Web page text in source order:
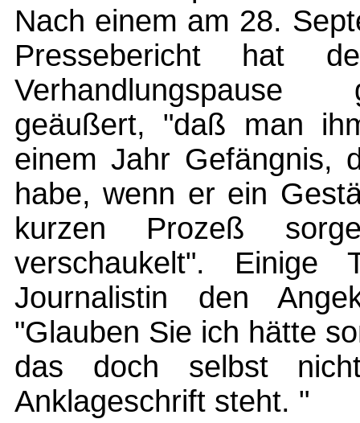
Nach einem am 28.
Pressebericht hat
Verhandlungspause
geäußert, "daß man
einem Jahr Gefängnis,
habe, wenn er ein
kurzen Prozeß
verschaukelt". Einige
Journalistin den
"Glauben Sie ich hätte
das doch selbst
Anklageschrift steht. "